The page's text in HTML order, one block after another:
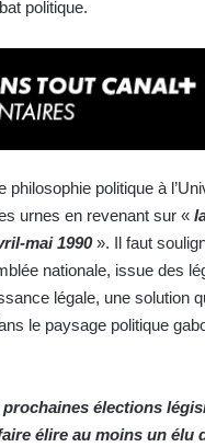
politique.
politique à
urnes en revenant sur «
mai 1990». Il faut
nationale, issue des
légale, une solution
le paysage politique
élections
élire au moins un élu